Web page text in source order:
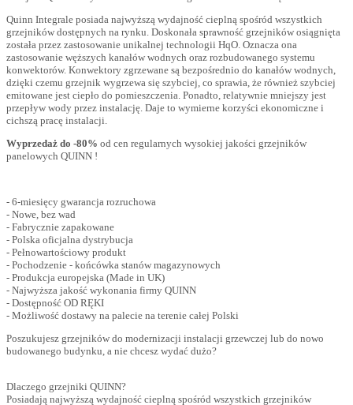
Quinn Integrale posiada najwyższą wydajność cieplną spośród wszystkich
grzejników dostępnych na rynku. Doskonała sprawność grzejników osiągnięta
została przez zastosowanie unikalnej technologii HqO. Oznacza ona
zastosowanie węższych kanałów wodnych oraz rozbudowanego systemu
konwektorów. Konwektory zgrzewane są bezpośrednio do kanałów wodnych,
dzięki czemu grzejnik wygrzewa się szybciej, co sprawia, że również szybciej
emitowane jest ciepło do pomieszczenia. Ponadto, relatywnie mniejszy jest
przepływ wody przez instalację. Daje to wymierne korzyści ekonomiczne i
cichszą pracę instalacji.
Wyprzedaż do -80% od cen regularnych wysokiej jakości grzejników
panelowych QUINN !
- 6-miesięcy gwarancja rozruchowa
- Nowe, bez wad
- Fabrycznie zapakowane
- Polska oficjalna dystrybucja
- Pełnowartościowy produkt
- Pochodzenie - końcówka stanów magazynowych
- Produkcja europejska (Made in UK)
- Najwyższa jakość wykonania firmy QUINN
- Dostępność OD RĘKI
- Możliwość dostawy na palecie na terenie całej Polski
Poszukujesz grzejników do modernizacji instalacji grzewczej lub do nowo
budowanego budynku, a nie chcesz wydać dużo?
Dlaczego grzejniki QUINN?
Posiadają najwyższą wydajność cieplną spośród wszystkich grzejników